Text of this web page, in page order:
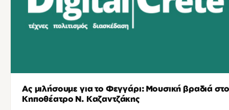
Ας μιλήσουμε για το Φεγγάρι: Μουσική βραδιά στο
Κηποθέατρο Ν. Καζαντζάκης